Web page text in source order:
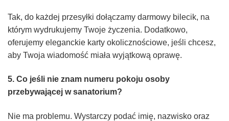
Tak, do każdej przesyłki dołączamy darmowy bilecik, na
którym wydrukujemy Twoje życzenia. Dodatkowo,
oferujemy eleganckie karty okolicznościowe, jeśli chcesz,
aby Twoja wiadomość miała wyjątkową oprawę.
5. Co jeśli nie znam numeru pokoju osoby
przebywającej w sanatorium?
Nie ma problemu. Wystarczy podać imię, nazwisko oraz